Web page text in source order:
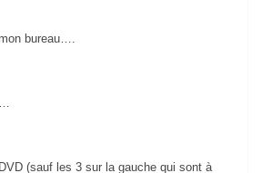
bureau….
(sauf les 3 sur la gauche qui sont à